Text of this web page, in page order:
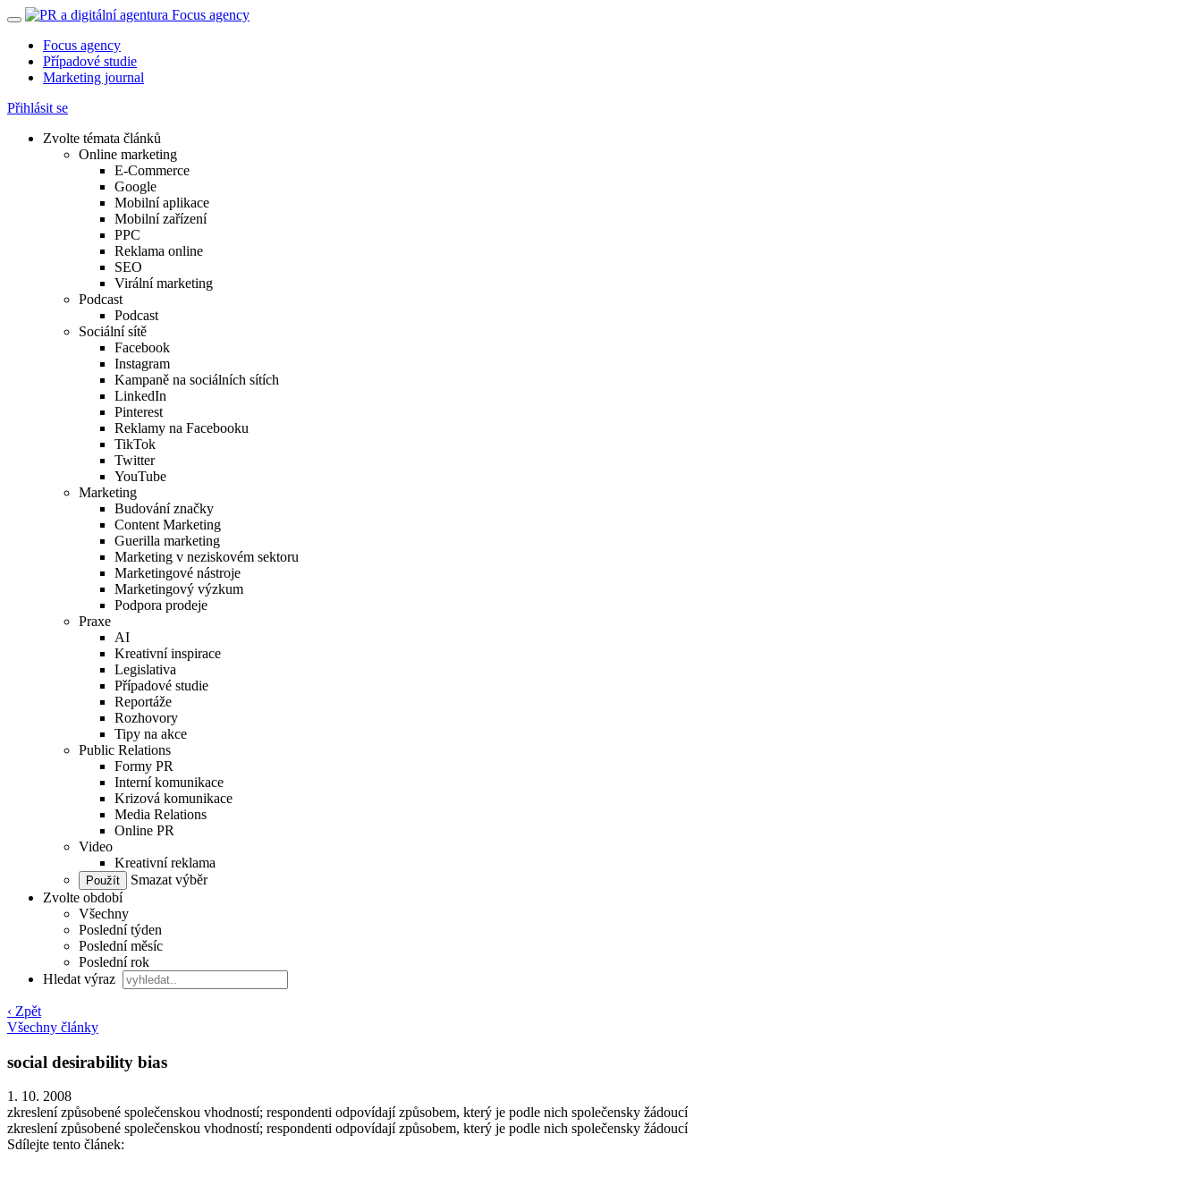
Focus agency
Případové studie
Marketing journal
Přihlásit se
Zvolte témata článků
Online marketing
E-Commerce
Google
Mobilní aplikace
Mobilní zařízení
PPC
Reklama online
SEO
Virální marketing
Podcast
Podcast
Sociální sítě
Facebook
Instagram
Kampaně na sociálních sítích
LinkedIn
Pinterest
Reklamy na Facebooku
TikTok
Twitter
YouTube
Marketing
Budování značky
Content Marketing
Guerilla marketing
Marketing v neziskovém sektoru
Marketingové nástroje
Marketingový výzkum
Podpora prodeje
Praxe
AI
Kreativní inspirace
Legislativa
Případové studie
Reportáže
Rozhovory
Tipy na akce
Public Relations
Formy PR
Interní komunikace
Krizová komunikace
Media Relations
Online PR
Video
Kreativní reklama
Smazat výběr
Zvolte období
Všechny
Poslední týden
Poslední měsíc
Poslední rok
Hledat výraz
‹ Zpět
Všechny články
social desirability bias
1. 10. 2008
zkreslení způsobené společenskou vhodností; respondenti odpovídají způsobem, který je podle nich společensky žádoucí
zkreslení způsobené společenskou vhodností; respondenti odpovídají způsobem, který je podle nich společensky žádoucí
Sdílejte tento článek: